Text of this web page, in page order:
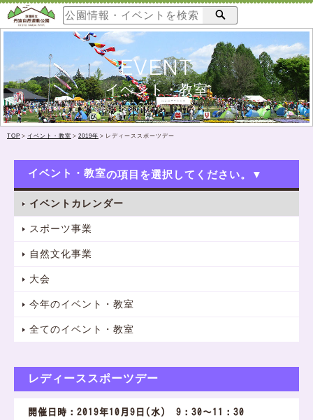
EVENT
イベント・教室
TOP > イベント・教室 > 2019年 > レディーススポーツデー
イベント・教室
イベントカレンダー
スポーツ事業
自然文化事業
大会
今年のイベント・教室
全てのイベント・教室
レディーススポーツデー
開催日時：2019年10月9日(水) 9：30～11：30